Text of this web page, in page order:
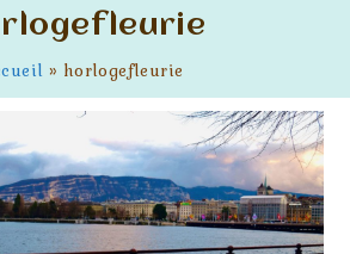
» horlogefleurie